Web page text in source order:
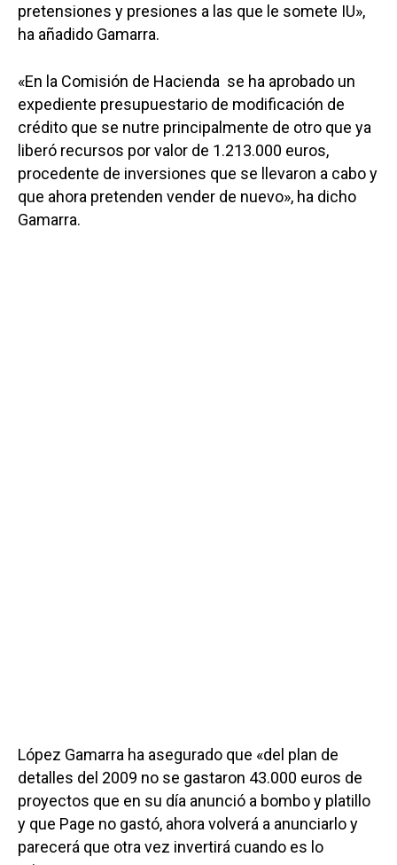
pretensiones y presiones a las que le somete IU»,
ha añadido Gamarra.
«En la Comisión de Hacienda se ha aprobado un
expediente presupuestario de modificación de
crédito que se nutre principalmente de otro que ya
liberó recursos por valor de 1.213.000 euros,
procedente de inversiones que se llevaron a cabo y
que ahora pretenden vender de nuevo», ha dicho
Gamarra.
López Gamarra ha asegurado que «del plan de
detalles del 2009 no se gastaron 43.000 euros de
proyectos que en su día anunció a bombo y platillo
y que Page no gastó, ahora volverá a anunciarlo y
parecerá que otra vez invertirá cuando es lo